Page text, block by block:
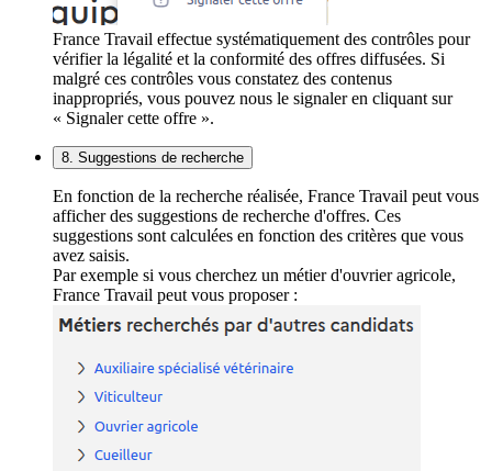
France Travail effectue systématiquement des contrôles pour
vérifier la légalité et la conformité des offres diffusées. Si
malgré ces contrôles vous constatez des contenus
inappropriés, vous pouvez nous le signaler en cliquant sur
« Signaler cette offre ».
8. Suggestions de recherche
En fonction de la recherche réalisée, France Travail peut vous
afficher des suggestions de recherche d'offres. Ces
suggestions sont calculées en fonction des critères que vous
avez saisis.
Par exemple si vous cherchez un métier d'ouvrier agricole,
France Travail peut vous proposer :